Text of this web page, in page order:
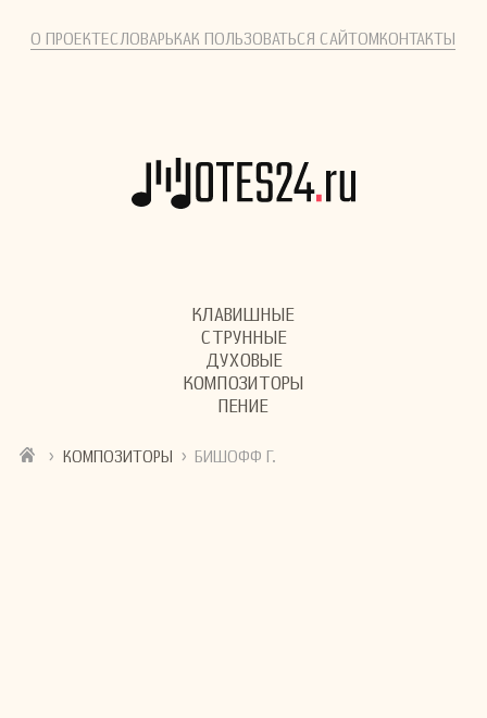
О ПРОЕКТЕСЛОВАРЬКАК ПОЛЬЗОВАТЬСЯ САЙТОМКОНТАКТЫ
КЛАВИШНЫЕ
СТРУННЫЕ
ДУХОВЫЕ
КОМПОЗИТОРЫ
ПЕНИЕ
› КОМПОЗИТОРЫ › БИШОФФ Г.